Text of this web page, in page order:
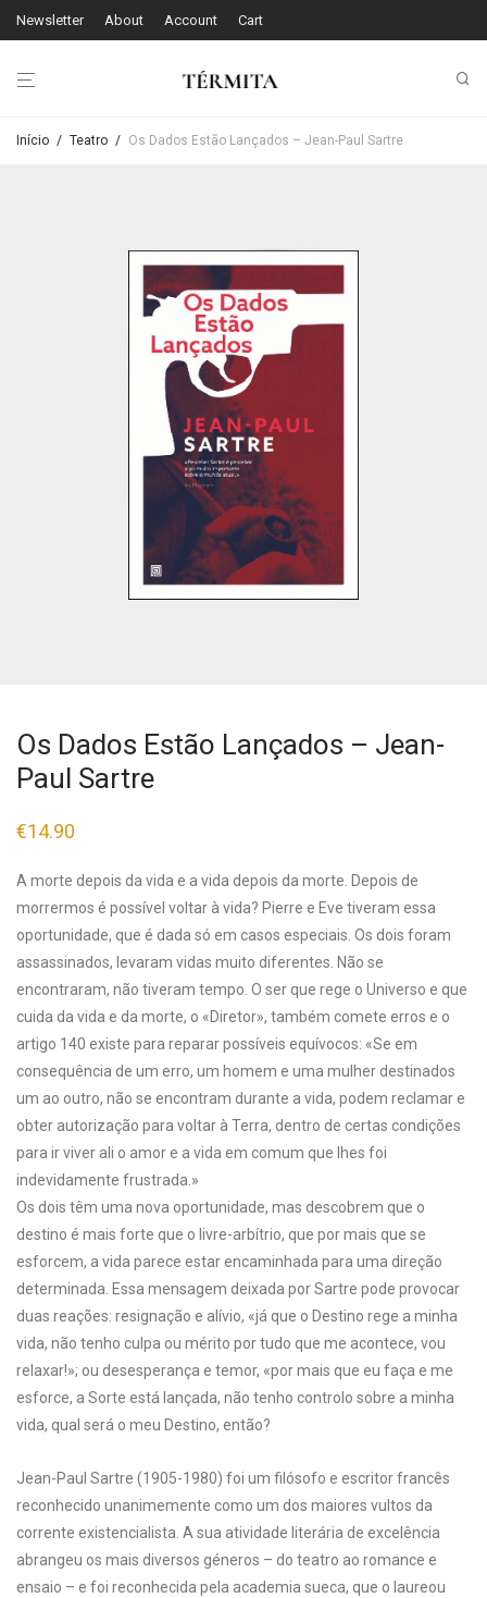
Newsletter About Account Cart
Início / Teatro / Os Dados Estão Lançados – Jean-Paul Sartre
Os Dados Estão Lançados – Jean-
Paul Sartre
€14.90
A morte depois da vida e a vida depois da morte. Depois de
morrermos é possível voltar à vida? Pierre e Eve tiveram essa
oportunidade, que é dada só em casos especiais. Os dois foram
assassinados, levaram vidas muito diferentes. Não se
encontraram, não tiveram tempo. O ser que rege o Universo e que
cuida da vida e da morte, o «Diretor», também comete erros e o
artigo 140 existe para reparar possíveis equívocos: «Se em
consequência de um erro, um homem e uma mulher destinados
um ao outro, não se encontram durante a vida, podem reclamar e
obter autorização para voltar à Terra, dentro de certas condições
para ir viver ali o amor e a vida em comum que lhes foi
indevidamente frustrada.»
Os dois têm uma nova oportunidade, mas descobrem que o
destino é mais forte que o livre-arbítrio, que por mais que se
esforcem, a vida parece estar encaminhada para uma direção
determinada. Essa mensagem deixada por Sartre pode provocar
duas reações: resignação e alívio, «já que o Destino rege a minha
vida, não tenho culpa ou mérito por tudo que me acontece, vou
relaxar!»; ou desesperança e temor, «por mais que eu faça e me
esforce, a Sorte está lançada, não tenho controlo sobre a minha
vida, qual será o meu Destino, então?
Jean-Paul Sartre (1905-1980) foi um filósofo e escritor francês
reconhecido unanimemente como um dos maiores vultos da
corrente existencialista. A sua atividade literária de excelência
abrangeu os mais diversos géneros – do teatro ao romance e
ensaio – e foi reconhecida pela academia sueca, que o laureou